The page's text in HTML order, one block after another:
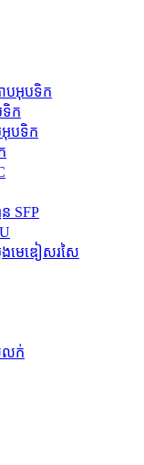
បអុបទិក
ទិក
អុបទិក
SFP
មេឌៀសរសៃ
លក់